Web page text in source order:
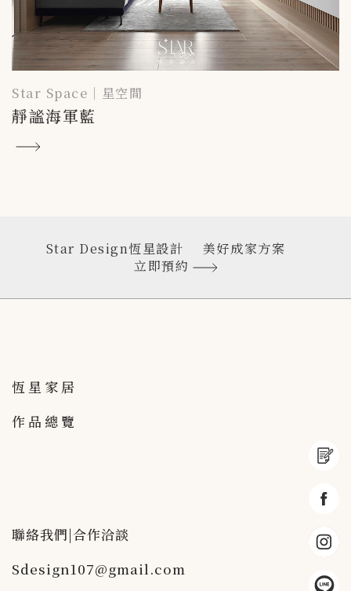
Star Space｜星空間
靜謐海軍藍
Star Design恆星設計
美好成家方案
立即預約
恆星家居
作品總覽
聯絡我們|合作洽談
Sdesign107@gmail.com